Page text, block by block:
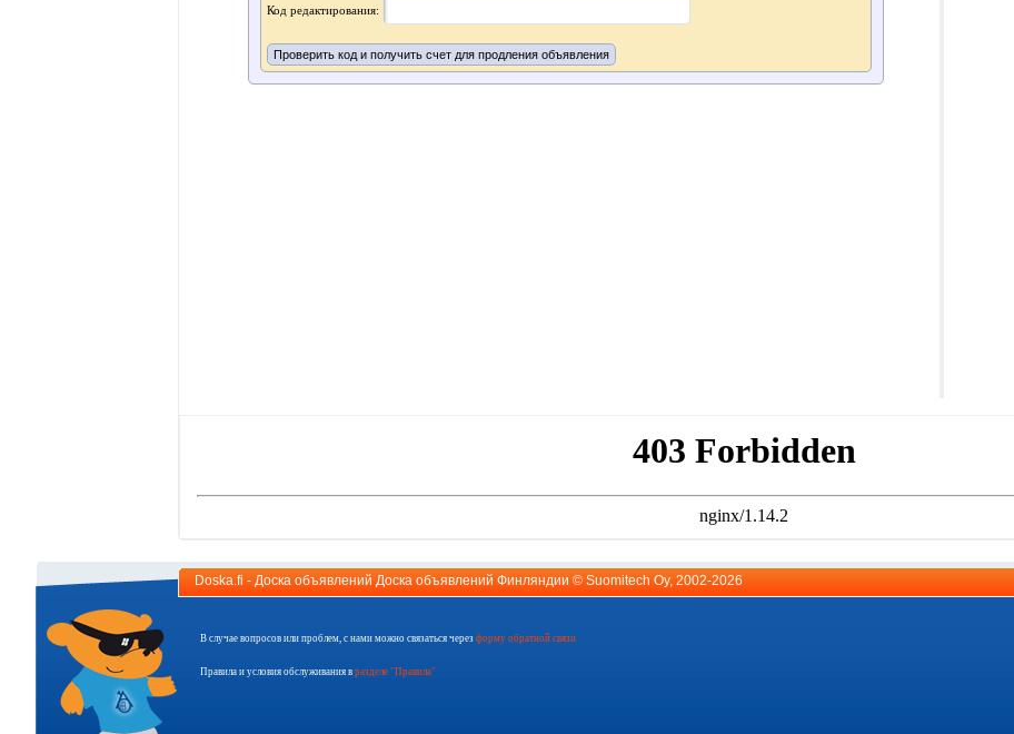
Код редактирования:
Doska.fi - Доска объявлений Доска объявлений Финляндии © Suomitech Oy, 2002-2026
В случае вопросов или проблем, с нами можно связаться через форму обратной связи
Правила и условия обслуживания в разделе "Правила"